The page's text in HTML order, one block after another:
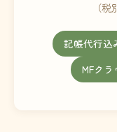
（
記帳代行込
MFク